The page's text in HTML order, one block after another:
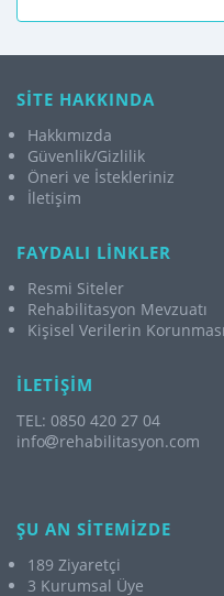
SİTE HAKKINDA
Hakkımızda
Güvenlik/Gizlilik
Öneri ve İstekleriniz
İletişim
FAYDALI LİNKLER
Resmi Siteler
Rehabilitasyon Mevzuatı
Kişisel Verilerin
İLETİŞİM
TEL: 0850 420 27 04
info
rehabilitasyon.com
ŞU AN SİTEMİZDE
189 Ziyaretçi
3 Kurumsal Üye